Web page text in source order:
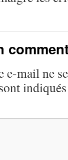
e-mail ne
indiqués